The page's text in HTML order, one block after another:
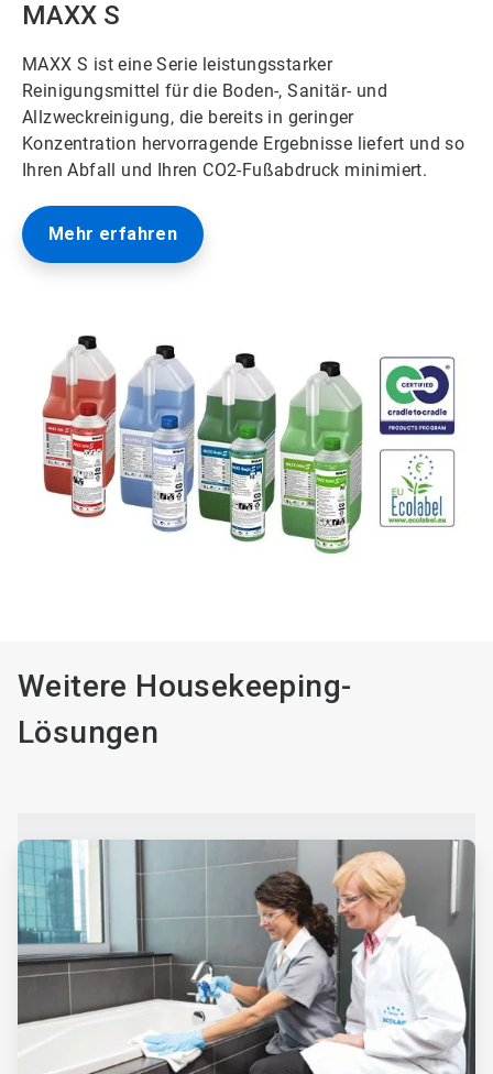
MAXX S
MAXX S ist eine Serie leistungsstarker
Reinigungsmittel für die Boden-, Sanitär- und
Allzweckreinigung, die bereits in geringer
Konzentration hervorragende Ergebnisse liefert und so
Ihren Abfall und Ihren CO2-Fußabdruck minimiert.
Mehr erfahren
Weitere Housekeeping-
Lösungen
ArticleTile
1
von
4